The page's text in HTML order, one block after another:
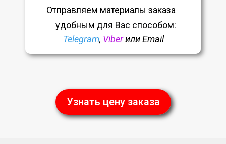
Отправляем материалы заказа
удобным для Вас способом:
Telegram, Viberили Email
Узнать цену заказа